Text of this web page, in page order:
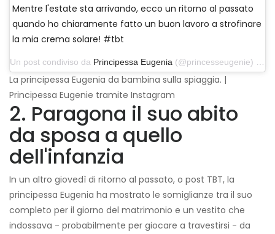
Mentre l'estate sta arrivando, ecco un ritorno al passato
quando ho chiaramente fatto un buon lavoro a strofinare
la mia crema solare! #tbt
Un post condiviso da Principessa Eugenia (@princesseugenie) il 27 giugno 2019 alle 10:48 PDT
La principessa Eugenia da bambina sulla spiaggia. |
Principessa Eugenie tramite Instagram
2. Paragona il suo abito
da sposa a quello
dell'infanzia
In un altro giovedì di ritorno al passato, o post TBT, la
principessa Eugenia ha mostrato le somiglianze tra il suo
completo per il giorno del matrimonio e un vestito che
indossava - probabilmente per giocare a travestirsi - da